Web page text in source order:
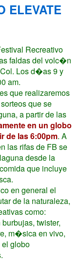
ELEVATE
Recreativo
faldas del volc�n
Los d�as 9 y
am.
que realizaremos
que se
a partir de las
en un globo
las 6:00pm. A
las rifas de FB se
desde la
que incluye
en general el
de la naturaleza,
como:
twister,
m�sica en vivo,
globo